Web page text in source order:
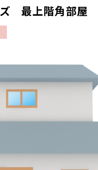
ズ 最上階角部屋